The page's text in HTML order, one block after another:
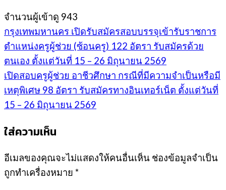
จำนวนผู้เข้าดู 943
กรุงเทพมหานคร เปิดรับสมัครสอบบรรจุเข้ารับราชการ
ตำแหน่งครูผู้ช่วย (ซ้อนครู) 122 อัตรา รับสมัครด้วย
ตนเอง ตั้งแต่วันที่ 15 – 26 มิถุนายน 2569
เปิดสอบครูผู้ช่วย อาชีวศึกษา กรณีที่มีความจำเป็นหรือมี
เหตุพิเศษ 98 อัตรา รับสมัครทางอินเทอร์เน็ต ตั้งแต่วันที่
15 – 26 มิถุนายน 2569
ใส่ความเห็น
อีเมลของคุณจะไม่แสดงให้คนอื่นเห็น ช่องข้อมูลจำเป็น
ถูกทำเครื่องหมาย *